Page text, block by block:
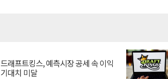
드래프트킹스, 예측시장 공세 속 이익
기대치 미달